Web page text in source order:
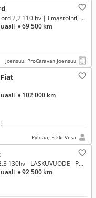
2.2, Puoli-integroitu, Ford 2,2 110 hv | Ilmastointi, pitkittäinen parivuode
● 69 500 km
Joensuu, ProCaravan Joensuu
● 102 000 km
Pyhtää, Erkki Vesa
2.3, Puoli-integroitu, 2.3 130hv - LASKUVUODE - PULLONVAIHTAJA - INVERTTERI - PERUUTUSKAMERA - ISO JÄÄKAAPPI
● 92 500 km